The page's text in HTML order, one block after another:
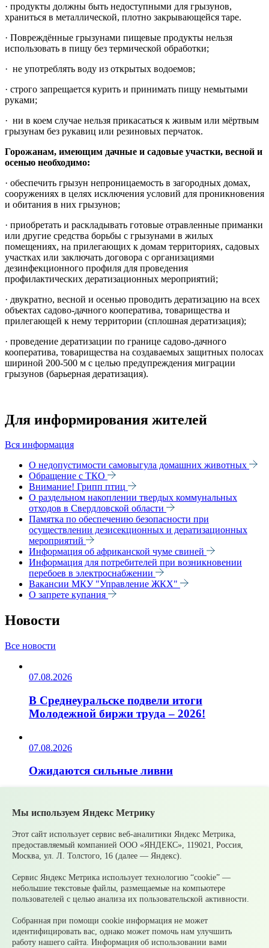
· продукты должны быть недоступными для грызунов,
храниться в металлической, плотно закрывающейся таре.
· Повреждённые грызунами пищевые продукты нельзя
использовать в пищу без термической обработки;
· не употреблять воду из открытых водоемов;
· строго запрещается курить и принимать пищу немытыми
руками;
· ни в коем случае нельзя прикасаться к живым или мёртвым
грызунам без рукавиц или резиновых перчаток.
Горожанам, имеющим дачные и садовые участки, весной и
осенью необходимо:
· обеспечить грызун непроницаемость в загородных домах,
сооружениях в целях исключения условий для проникновения
и обитания в них грызунов;
· приобретать и раскладывать готовые отравленные приманки
или другие средства борьбы с грызунами в жилых
помещениях, на прилегающих к домам территориях, садовых
участках или заключать договора с организациями
дезинфекционного профиля для проведения
профилактических дератизационных мероприятий;
· двукратно, весной и осенью проводить дератизацию на всех
объектах садово-дачного кооператива, товарищества и
прилегающей к нему территории (сплошная дератизация);
· проведение дератизации по границе садово-дачного
кооператива, товарищества на создаваемых защитных полосах
шириной 200-500 м с целью предупреждения миграции
грызунов (барьерная дератизация).
Для информирования жителей
Вся информация
О недопустимости самовыгула домашних животных
Обращение с ТКО
Внимание! Грипп птиц
О раздельном накоплении твердых коммунальных
отходов в Свердловской области
Памятка по обеспечению безопасности при
осуществлении дезисекционных и дератизационных
мероприятий
Информация об африканской чуме свиней
Информация для потребителей при возникновении
перебоев в электроснабжении
Вакансии МКУ "Управление ЖКХ"
О запрете купания
Новости
Все новости
07.08.2026
В Среднеуральске подвели итоги
Молодежной биржи труда – 2026!
07.08.2026
Ожидаются сильные ливни
Супруги могут получать социальные
налоговые вычеты за обучение и лечение
друг друга
05.08.2026
контролировать счета и избежать
принудительного взыскания
Мы используем Яндекс Метрику
Этот сайт использует сервис веб-аналитики Яндекс Метрика,
предоставляемый компанией ООО «ЯНДЕКС», 119021, Россия,
Москва, ул. Л. Толстого, 16 (далее — Яндекс).
Сервис Яндекс Метрика использует технологию “cookie” —
небольшие текстовые файлы, размещаемые на компьютере
пользователей с целью анализа их пользовательской активности.
Собранная при помощи cookie информация не может
идентифицировать вас, однако может помочь нам улучшить
работу нашего сайта. Информация об использовании вами